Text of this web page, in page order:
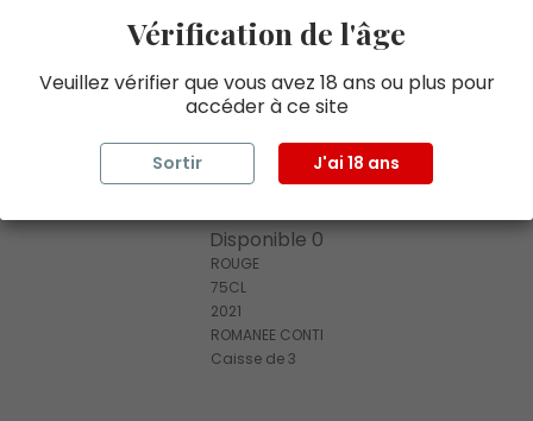
ASSORTIMENT DRC ROMANEE CONTI 3
Disponible 0
ROUGE
75CL
2021
ROMANEE CONTI
Caisse de 3
Vérification de l'âge
Veuillez vérifier que vous avez 18 ans ou plus pour
accéder à ce site
Sortir J'ai 18 ans